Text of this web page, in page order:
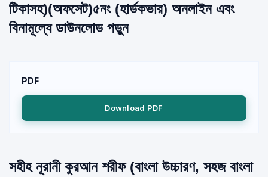
টিকাসহ)(অফসেট)৫নং (হার্ডকভার) অনলাইন এবং
বিনামূল্যে ডাউনলোড পড়ুন
PDF
Download PDF
সহীহ নূরানী কুরআন শরীফ (বাংলা উচ্চারণ, সহজ বাংলা